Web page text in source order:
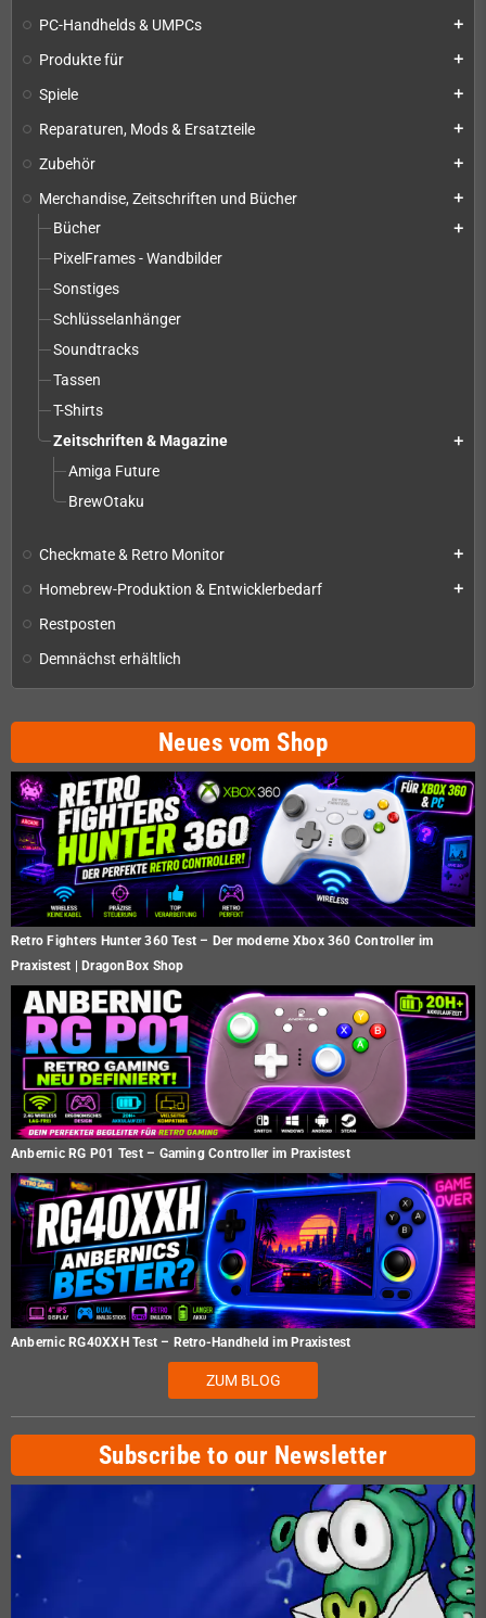
PC-Handhelds & UMPCs add
Produkte für add
Spiele add
Reparaturen, Mods & Ersatzteile add
Zubehör add
Merchandise, Zeitschriften und Bücher add
Bücher add
PixelFrames - Wandbilder
Sonstiges
Schlüsselanhänger
Soundtracks
Tassen
T-Shirts
Zeitschriften & Magazine
add
Amiga Future
BrewOtaku
Checkmate & Retro Monitor add
Homebrew-Produktion & Entwicklerbedarf add
Restposten
Demnächst erhältlich
Neues vom Shop
Retro Fighters Hunter 360 Test – Der moderne Xbox 360 Controller im
Praxistest | DragonBox Shop
Anbernic RG P01 Test – Gaming Controller im Praxistest
Anbernic RG40XXH Test – Retro-Handheld im Praxistest
ZUM BLOG
Subscribe to our Newsletter